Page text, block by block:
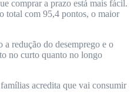
comprar a prazo está mais fácil.
total com 95,4 pontos, o maior
redução do desemprego e o
no curto quanto no longo
acredita que vai consumir